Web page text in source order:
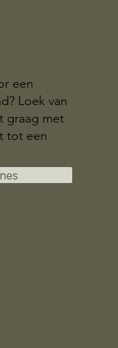
een
Loek van
graag met
tot een